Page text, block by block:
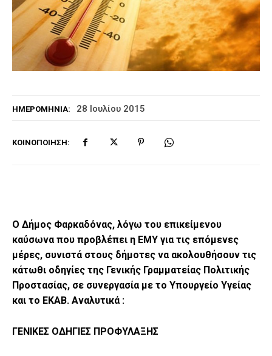
ΗΜΕΡΟΜΗΝΊΑ: 28 Ιουλίου 2015
ΚΟΙΝΟΠΟΊΗΣΗ:
Ο Δήμος Φαρκαδόνας, λόγω του επικείμενου
καύσωνα που προβλέπει η ΕΜΥ για τις επόμενες
μέρες, συνιστά στους δήμοτες να ακολουθήσουν τις
κάτωθι οδηγίες της Γενικής Γραμματείας Πολιτικής
Προστασίας, σε συνεργασία με το Υπουργείο Υγείας
και το ΕΚΑΒ. Αναλυτικά :
ΓΕΝΙΚΕΣ ΟΔΗΓΙΕΣ ΠΡΟΦΥΛΑΞΗΣ